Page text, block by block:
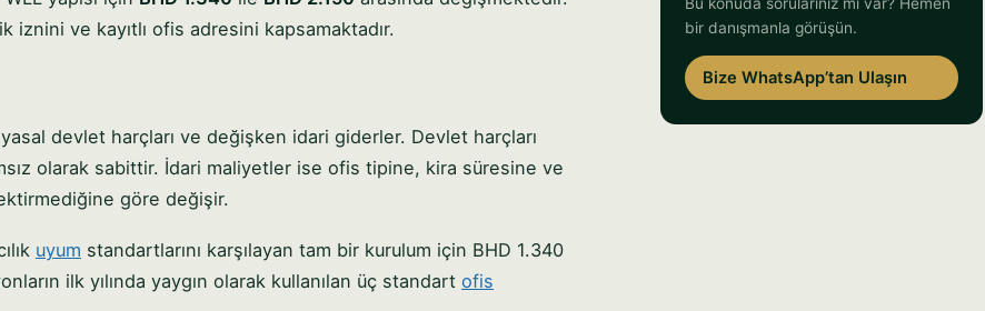
iznini ve kayıtlı ofis adresini kapsamaktadır.
devlet harçları ve değişken idari giderler. Devlet harçları
olarak sabittir. İdari maliyetler ise ofis tipine, kira süresine ve
göre değişir.
uyum standartlarını karşılayan tam bir kurulum için BHD 1.340
ilk yılında yaygın olarak kullanılan üç standart ofis
bir danışmanla görüşün.
Bize WhatsApp’tan Ulaşın